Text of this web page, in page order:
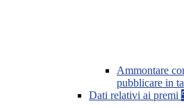
Ammontare
pubblicare in
Dati relativi ai premi